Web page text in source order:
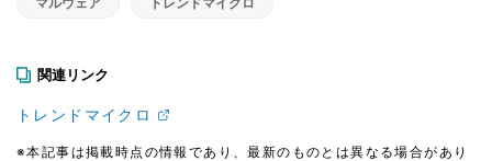
関連リンク
トレンドマイクロ
※本記事は掲載時点の情報であり、最新のものとは異なる場合があり